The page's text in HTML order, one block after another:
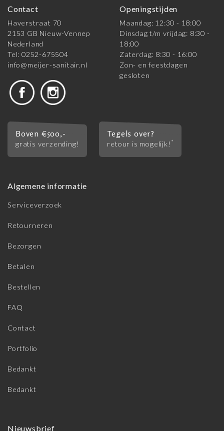
Contact
Haverstraat 70
2153 GB Nieuw-Vennep
Nederland
Tel: 0252-675504
info@meijer-sanitair.nl
Openingstijden
Maandag: 12:30 - 18:00
Dinsdag t/m vrijdag: 8:30 -
18:00
Zaterdag: 8:30 - 16:00
Zon- en feestdagen
gesloten
Boven €500,-
gratis verzending!
Tegels over?
retour is mogelijk! *
Algemene informatie
Serviceverzoek
Retourneren
Bezorgen
Betalen
Bestellen
FAQ
Contact
Portfolio
Bedankt
Bedankt
Nieuwsbrief